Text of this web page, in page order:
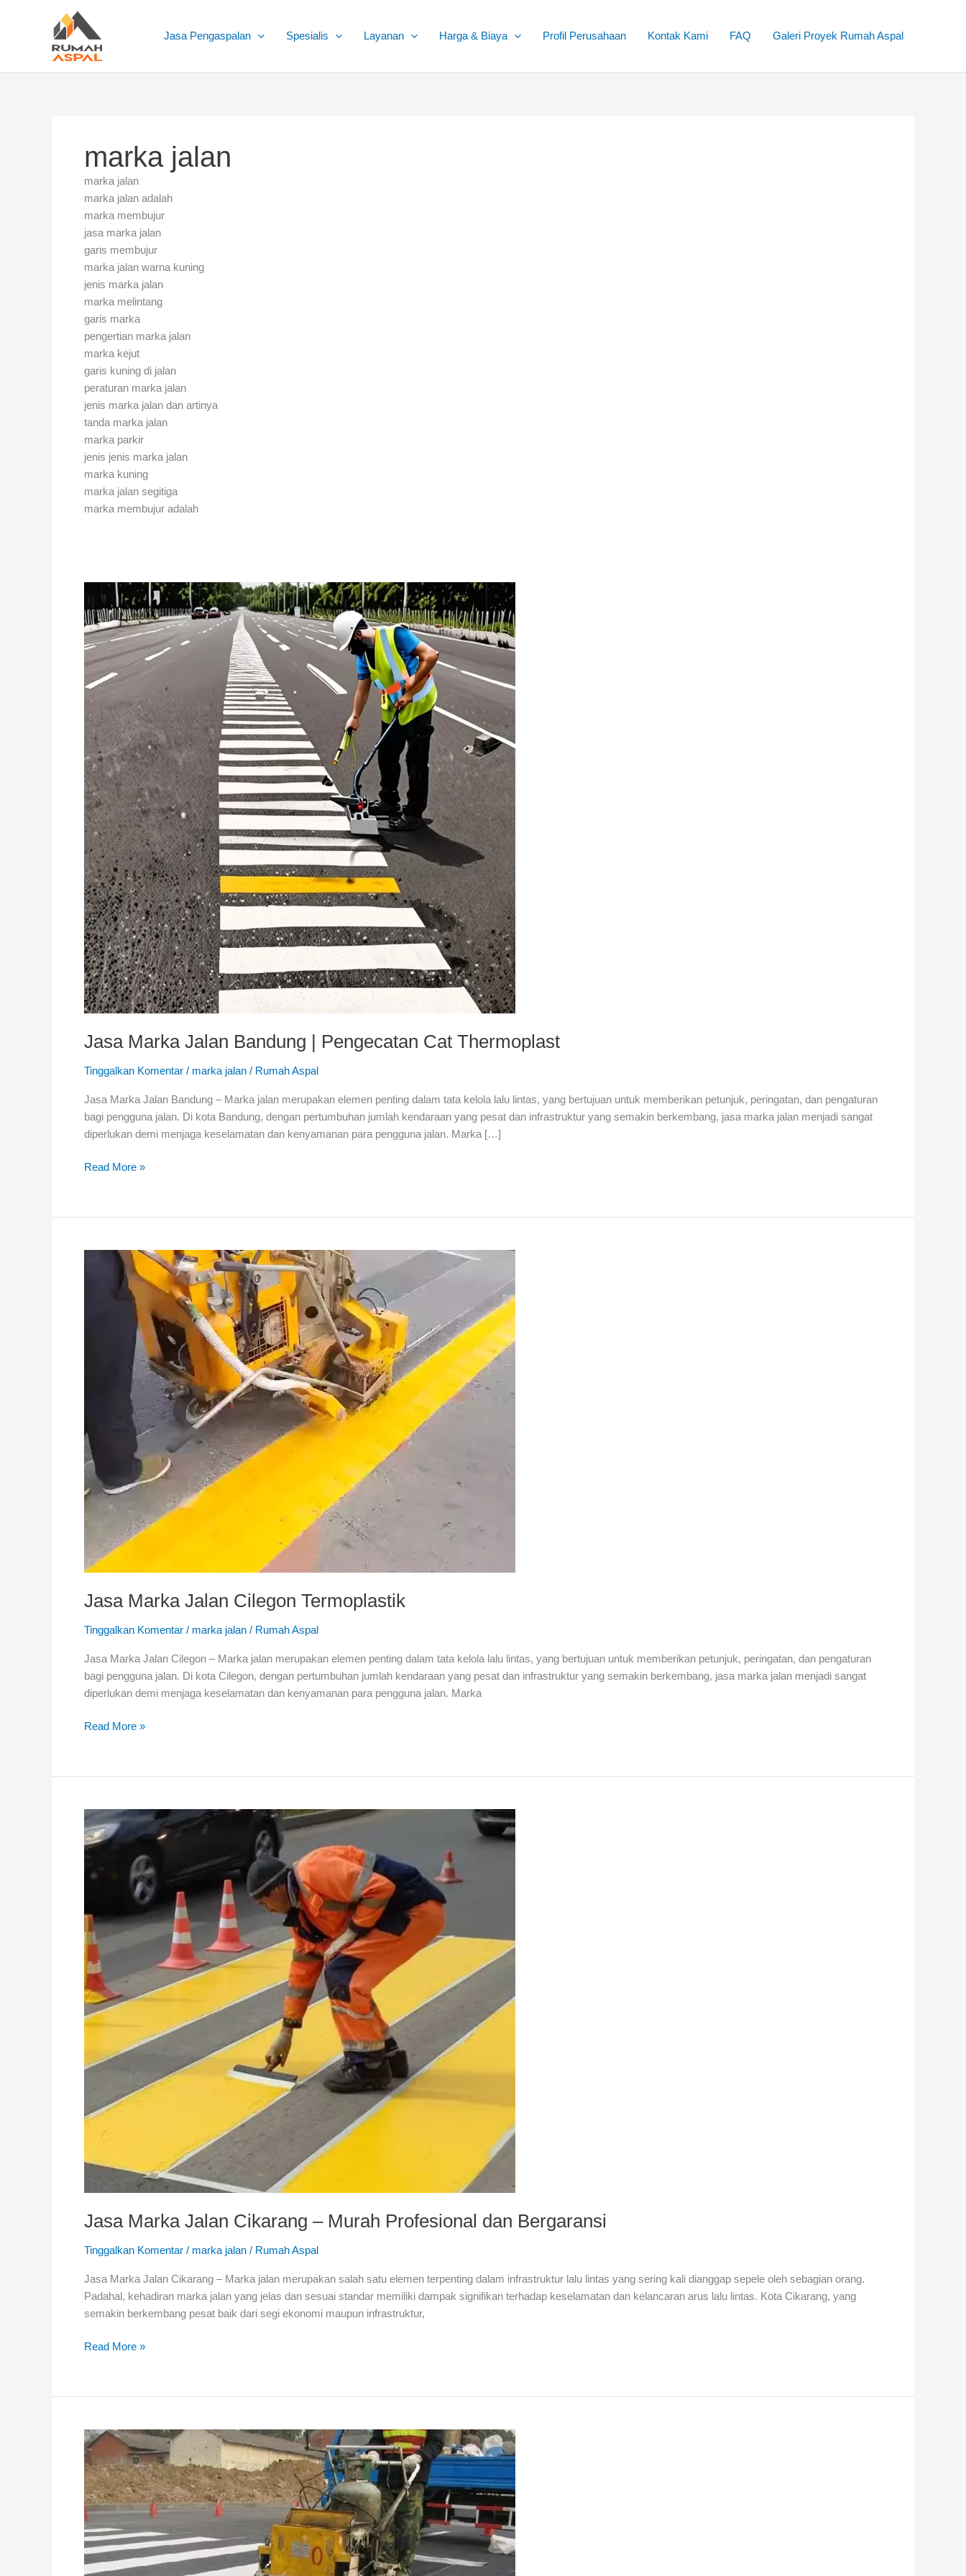
Jasa Pengaspalan Spesialis Layanan Harga & Biaya Profil Perusahaan Kontak Kami FAQ Galeri Proyek Rumah Aspal
marka jalan
marka jalan
marka jalan adalah
marka membujur
jasa marka jalan
garis membujur
marka jalan warna kuning
jenis marka jalan
marka melintang
garis marka
pengertian marka jalan
marka kejut
garis kuning di jalan
peraturan marka jalan
jenis marka jalan dan artinya
tanda marka jalan
marka parkir
jenis jenis marka jalan
marka kuning
marka jalan segitiga
marka membujur adalah
Jasa Marka Jalan Bandung | Pengecatan Cat Thermoplast
Tinggalkan Komentar / marka jalan / Rumah Aspal
Jasa Marka Jalan Bandung – Marka jalan merupakan elemen penting dalam tata kelola lalu lintas, yang bertujuan untuk memberikan petunjuk, peringatan, dan pengaturan
bagi pengguna jalan. Di kota Bandung, dengan pertumbuhan jumlah kendaraan yang pesat dan infrastruktur yang semakin berkembang, jasa marka jalan menjadi sangat
diperlukan demi menjaga keselamatan dan kenyamanan para pengguna jalan. Marka […]
Jasa
Bandung
Pengecatan
Thermoplast
Read More »
Jasa Marka Jalan Cilegon Termoplastik
Tinggalkan Komentar / marka jalan / Rumah Aspal
Jasa Marka Jalan Cilegon – Marka jalan merupakan elemen penting dalam tata kelola lalu lintas, yang bertujuan untuk memberikan petunjuk, peringatan, dan pengaturan
bagi pengguna jalan. Di kota Cilegon, dengan pertumbuhan jumlah kendaraan yang pesat dan infrastruktur yang semakin berkembang, jasa marka jalan menjadi sangat
diperlukan demi menjaga keselamatan dan kenyamanan para pengguna jalan. Marka
Jasa
Cilegon
Read More »
Jasa Marka Jalan Cikarang – Murah Profesional dan Bergaransi
Tinggalkan Komentar / marka jalan / Rumah Aspal
Jasa Marka Jalan Cikarang – Marka jalan merupakan salah satu elemen terpenting dalam infrastruktur lalu lintas yang sering kali dianggap sepele oleh sebagian orang.
Padahal, kehadiran marka jalan yang jelas dan sesuai standar memiliki dampak signifikan terhadap keselamatan dan kelancaran arus lalu lintas. Kota Cikarang, yang
semakin berkembang pesat baik dari segi ekonomi maupun infrastruktur,
Jasa
Cikarang
Murah
Profesional
dan
Bergaransi
Read More »